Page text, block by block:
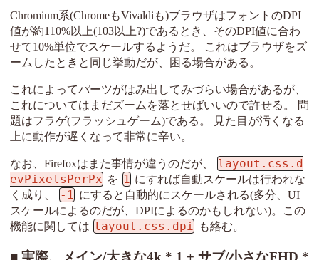
Chromium系(ChromeもVivaldiも)ブラウザはフォントのDPI
値が約110%以上(103以上?)であるとき、そのDPI値に合わ
せて10%単位でスケールするようだ。 これはブラウザをズ
ームしたときと同じ挙動だが、困る場合がある。
これによってパーツがはみ出してみづらい場合があるが、
これについてはまだズームを落とせばいいので許せる。 問
題はフラゲ(フラッシュゲーム)である。 見た目が汚くなる
上に動作が遅くなって非常に辛い。
なお、Firefoxはまた事情が違うのだが、
layout.css.d
evPixelsPerPx を 1 にすれば自動スケールは行われな
く成り、
-1 にすると自動的にスケールされる(多分、UI
スケールによるのだが、DPIによるのかもしれない)。この
機能に関しては layout.css.dpi も絡む。
実際、メイン/大きな4k * 1 + サブ/小さなFHD *